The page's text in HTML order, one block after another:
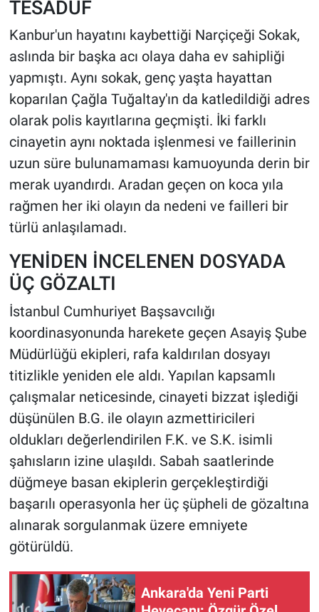
TESADÜF
Kanbur'un hayatını kaybettiği Narçiçeği Sokak,
aslında bir başka acı olaya daha ev sahipliği
yapmıştı. Aynı sokak, genç yaşta hayattan
koparılan Çağla Tuğaltay'ın da katledildiği adres
olarak polis kayıtlarına geçmişti. İki farklı
cinayetin aynı noktada işlenmesi ve faillerinin
uzun süre bulunamaması kamuoyunda derin bir
merak uyandırdı. Aradan geçen on koca yıla
rağmen her iki olayın da nedeni ve failleri bir
türlü anlaşılamadı.
YENİDEN İNCELENEN DOSYADA
ÜÇ GÖZALTI
İstanbul Cumhuriyet Başsavcılığı
koordinasyonunda harekete geçen Asayiş Şube
Müdürlüğü ekipleri, rafa kaldırılan dosyayı
titizlikle yeniden ele aldı. Yapılan kapsamlı
çalışmalar neticesinde, cinayeti bizzat işlediği
düşünülen B.G. ile olayın azmettiricileri
oldukları değerlendirilen F.K. ve S.K. isimli
şahısların izine ulaşıldı. Sabah saatlerinde
düğmeye basan ekiplerin gerçekleştirdiği
başarılı operasyonla her üç şüpheli de gözaltına
alınarak sorgulanmak üzere emniyete
götürüldü.
Ankara'da Yeni Parti